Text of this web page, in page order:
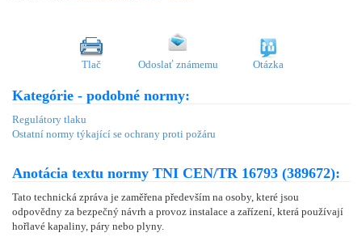
Tlač Odoslať známemu Otázka
Kategórie - podobné normy:
Regulátory tlaku
Ostatní normy týkající se ochrany proti požáru
Anotácia textu normy TNI CEN/TR 16793 (389672):
Tato technická zpráva je zaměřena především na osoby, které jsou
odpovědny za bezpečný návrh a provoz instalace a zařízení, která používají
hořlavé kapaliny, páry nebo plyny.